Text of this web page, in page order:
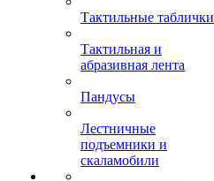
Тактильные таблички
Тактильная и
абразивная лента
Пандусы
Лестничные
подъемники и
скаламобили